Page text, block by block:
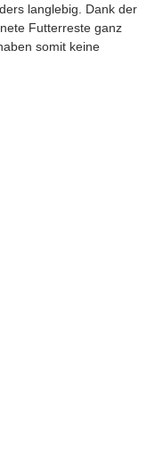
langlebig. Dank der
Futterreste ganz
somit keine